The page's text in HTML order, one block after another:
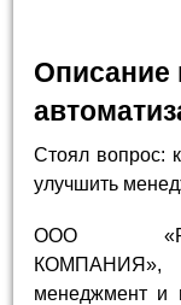
Описание
Стоял вопрос:
улучшить
ООО
КОМПАНИЯ»,
менеджмент и